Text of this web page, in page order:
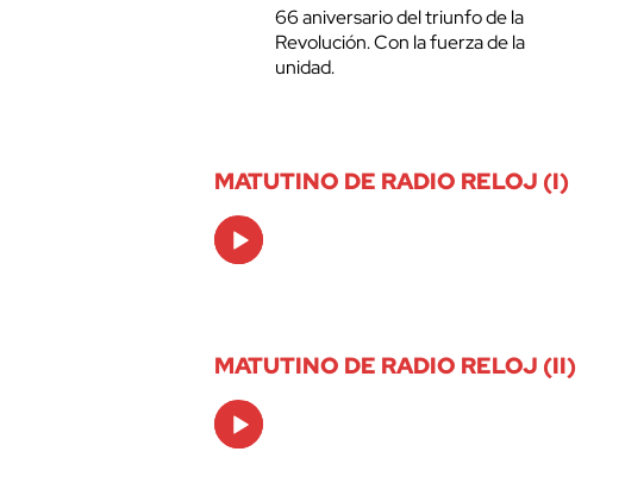
66 aniversario del triunfo de la
Revolución. Con la fuerza de la
unidad.
MATUTINO DE RADIO RELOJ (I)
Audio
Player
MATUTINO DE RADIO RELOJ (II)
Audio
Player